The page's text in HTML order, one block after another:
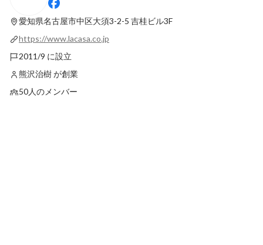
え続ける"正直さ"を貫く管理者の働き方
最新順で表示
愛知県名古屋市中区大須3-2-5 吉桂ビル3F
https://www.lacasa.co.jp
2011/9 に設立
熊沢治樹 が創業
50人のメンバー